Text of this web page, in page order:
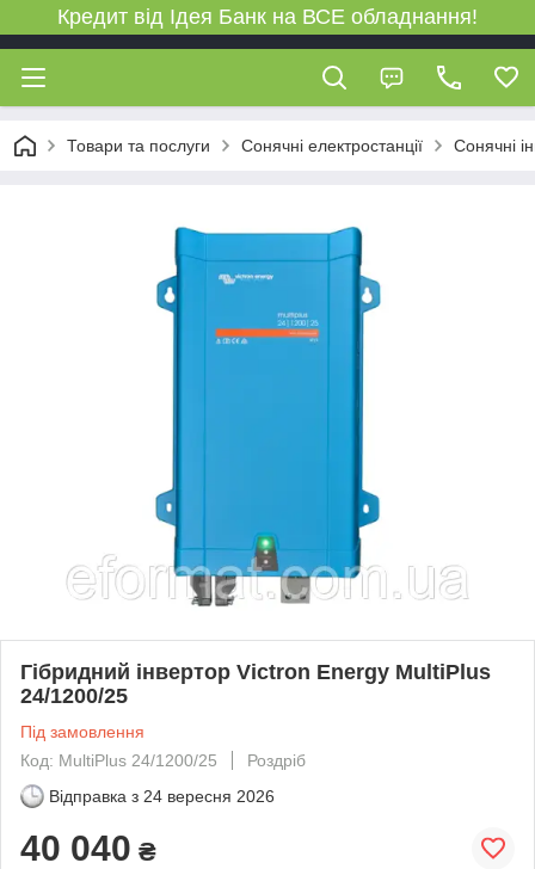
Кредит від Ідея Банк на ВСЕ обладнання!
Товари та послуги Сонячні електростанції Сонячні
Гібридний інвертор Victron Energy MultiPlus
24/1200/25
Під замовлення
Код: MultiPlus 24/1200/25
Роздріб
Відправка з 24 вересня 2026
40 040 ₴